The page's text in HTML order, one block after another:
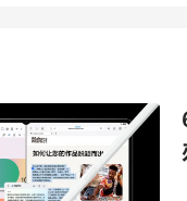
成为中国抗击新冠肺